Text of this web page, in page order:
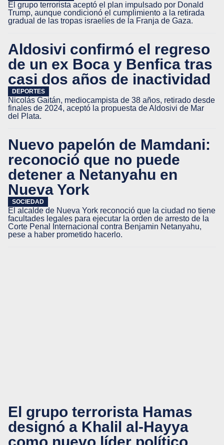
El grupo terrorista aceptó el plan impulsado por Donald
Trump, aunque condicionó el cumplimiento a la retirada
gradual de las tropas israelíes de la Franja de Gaza.
Aldosivi confirmó el regreso
de un ex Boca y Benfica tras
casi dos años de inactividad
DEPORTES
Nicolás Gaitán, mediocampista de 38 años, retirado desde
finales de 2024, aceptó la propuesta de Aldosivi de Mar
del Plata.
Nuevo papelón de Mamdani:
reconoció que no puede
detener a Netanyahu en
Nueva York
SOCIEDAD
El alcalde de Nueva York reconoció que la ciudad no tiene
facultades legales para ejecutar la orden de arresto de la
Corte Penal Internacional contra Benjamin Netanyahu,
pese a haber prometido hacerlo.
El grupo terrorista Hamas
designó a Khalil al-Hayya
como nuevo líder político